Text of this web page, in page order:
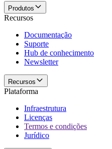
Produtos
Recursos
Documentação
Suporte
Hub de conhecimento
Newsletter
Recursos
Plataforma
Infraestrutura
Licenças
Termos e condições
Jurídico